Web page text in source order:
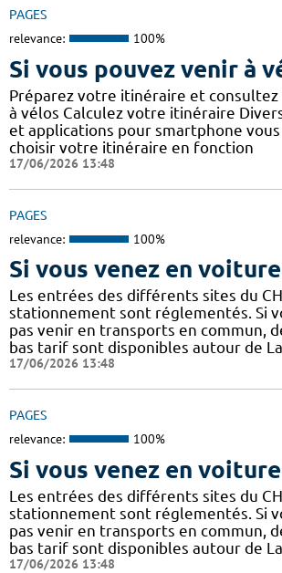
PAGES
relevance: 100%
Si vous pouvez venir à
Préparez votre itinéraire et consultez
à vélos Calculez votre itinéraire
et applications pour smartphone
choisir votre itinéraire en fonction
17/06/2026 13:48
PAGES
relevance: 100%
Si vous venez en voiture
Les entrées des différents sites du
stationnement sont réglementés. Si
pas venir en transports en commun,
bas tarif sont disponibles autour de
17/06/2026 13:48
PAGES
relevance: 100%
Si vous venez en voiture
Les entrées des différents sites du
stationnement sont réglementés. Si
pas venir en transports en commun,
bas tarif sont disponibles autour de
17/06/2026 13:48